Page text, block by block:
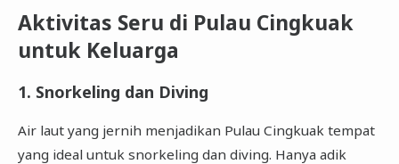
Aktivitas Seru di Pulau Cingkuak
untuk Keluarga
1. Snorkeling dan Diving
Air laut yang jernih menjadikan Pulau Cingkuak tempat
yang ideal untuk snorkeling dan diving. Hanya adik